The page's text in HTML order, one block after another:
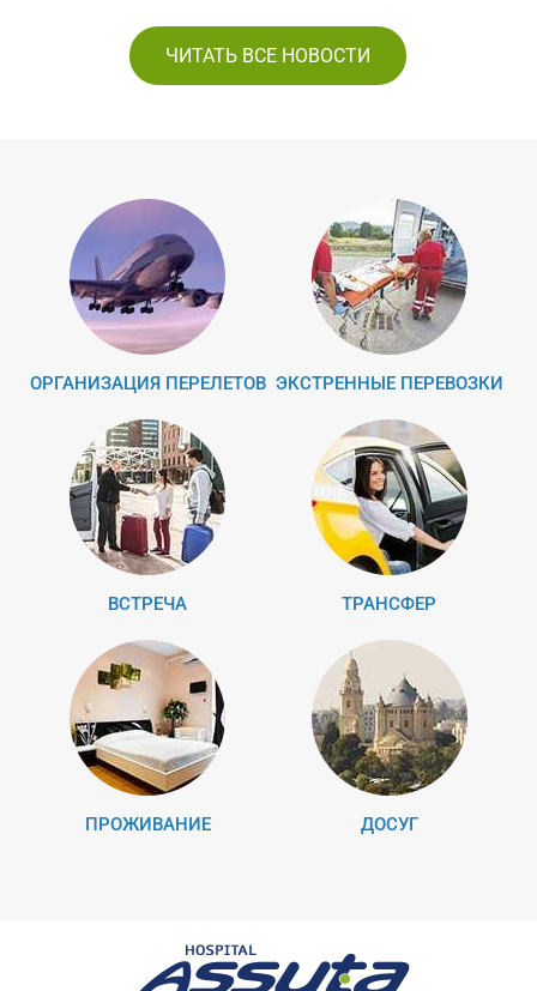
ЧИТАТЬ ВСЕ НОВОСТИ
ОРГАНИЗАЦИЯ ПЕРЕЛЕТОВ ЭКСТРЕННЫЕ ПЕРЕВОЗКИ
ВСТРЕЧА ТРАНСФЕР
ПРОЖИВАНИЕ ДОСУГ